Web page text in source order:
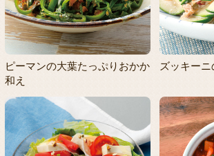
ピーマンの大葉たっぷりおかか
和え
ズッキーニ